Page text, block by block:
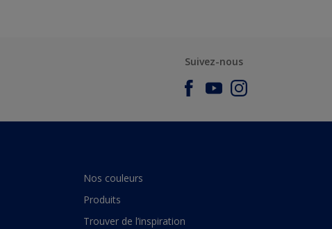
Suivez-nous
Nos couleurs
Produits
Trouver de l’inspiration